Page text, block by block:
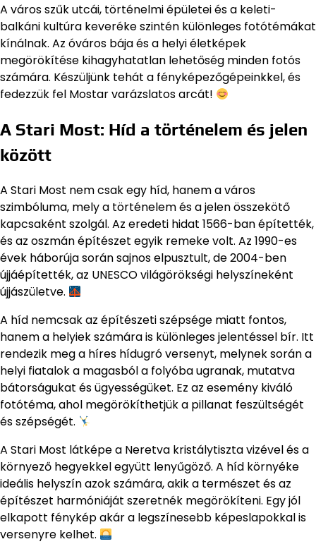
A város szűk utcái, történelmi épületei és a keleti-
balkáni kultúra keveréke szintén különleges fotótémákat
kínálnak. Az óváros bája és a helyi életképek
megörökítése kihagyhatatlan lehetőség minden fotós
számára. Készüljünk tehát a fényképezőgépeinkkel, és
fedezzük fel Mostar varázslatos arcát!
A Stari Most: Híd a történelem és jelen
között
A Stari Most nem csak egy híd, hanem a város
szimbóluma, mely a történelem és a jelen összekötő
kapcsaként szolgál. Az eredeti hidat 1566-ban építették,
és az oszmán építészet egyik remeke volt. Az 1990-es
évek háborúja során sajnos elpusztult, de 2004-ben
újjáépítették, az UNESCO világörökségi helyszíneként
újjászületve.
A híd nemcsak az építészeti szépsége miatt fontos,
hanem a helyiek számára is különleges jelentéssel bír. Itt
rendezik meg a híres hídugró versenyt, melynek során a
helyi fiatalok a magasból a folyóba ugranak, mutatva
bátorságukat és ügyességüket. Ez az esemény kiváló
fotótéma, ahol megörökíthetjük a pillanat feszültségét
és szépségét.
A Stari Most látképe a Neretva kristálytiszta vizével és a
környező hegyekkel együtt lenyűgöző. A híd környéke
ideális helyszín azok számára, akik a természet és az
építészet harmóniáját szeretnék megörökíteni. Egy jól
elkapott fénykép akár a legszínesebb képeslapokkal is
versenyre kelhet.